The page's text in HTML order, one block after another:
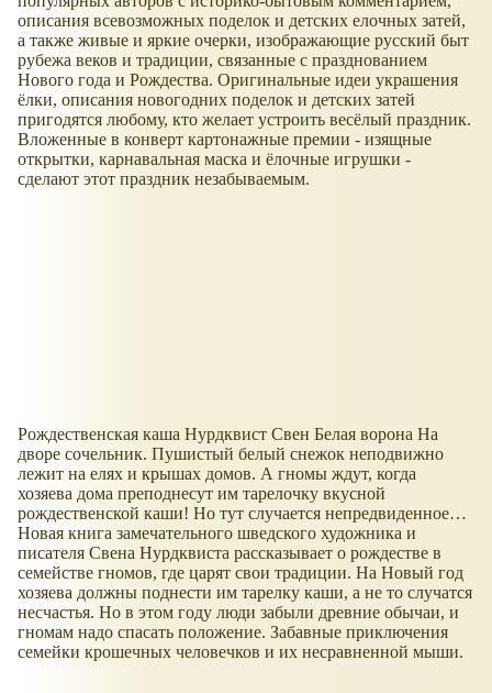
описания всевозможных поделок и детских елочных затей,
а также живые и яркие очерки, изображающие русский быт
рубежа веков и традиции, связанные с празднованием
Нового года и Рождества. Оригинальные идеи украшения
ёлки, описания новогодних поделок и детских затей
пригодятся любому, кто желает устроить весёлый праздник.
Вложенные в конверт картонажные премии - изящные
открытки, карнавальная маска и ёлочные игрушки -
сделают этот праздник незабываемым.
Рождественская каша Нурдквист Свен Белая ворона На
дворе сочельник. Пушистый белый снежок неподвижно
лежит на елях и крышах домов. А гномы ждут, когда
хозяева дома преподнесут им тарелочку вкусной
рождественской каши! Но тут случается непредвиденное…
Новая книга замечательного шведского художника и
писателя Свена Нурдквиста рассказывает о рождестве в
семействе гномов, где царят свои традиции. На Новый год
хозяева должны поднести им тарелку каши, а не то случатся
несчастья. Но в этом году люди забыли древние обычаи, и
гномам надо спасать положение. Забавные приключения
семейки крошечных человечков и их несравненной мыши.